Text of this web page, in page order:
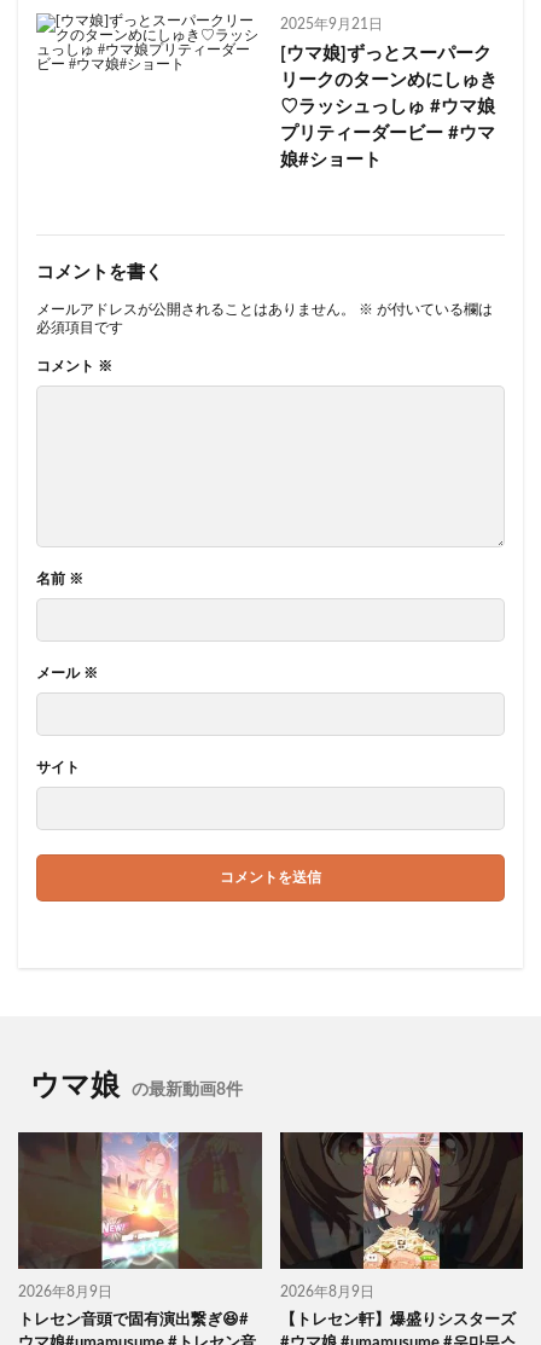
2025年9月21日
[ウマ娘]ずっとスーパーク
リークのターンめにしゅき
♡ラッシュっしゅ #ウマ娘
プリティーダービー #ウマ
娘#ショート
コメントを書く
メールアドレスが公開されることはありません。 ※ が付いている欄は
必須項目です
コメント ※
名前 ※
メール ※
サイト
ウマ娘 の最新動画8件
2026年8月9日
トレセン音頭で固有演出繋ぎ😆#
2026年8月9日
【トレセン軒】爆盛りシスターズ